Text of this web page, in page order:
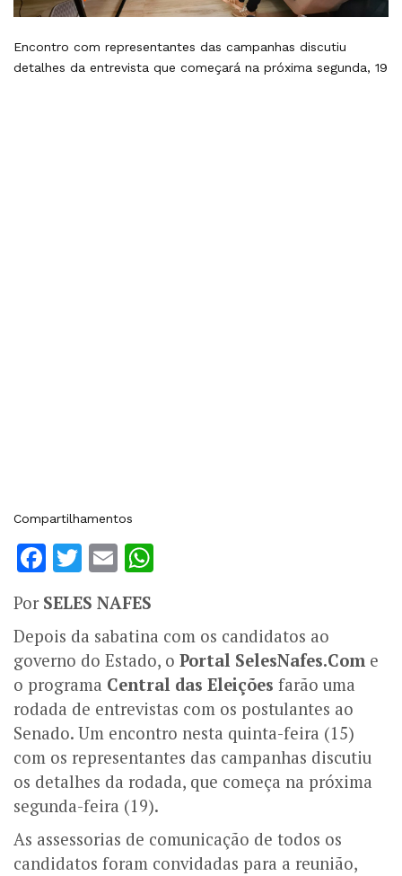
Encontro com representantes das campanhas discutiu
detalhes da entrevista que começará na próxima segunda, 19
Compartilhamentos
Facebook
Twitter
Email
Por SELES NAFES
Depois da sabatina com os candidatos ao
governo do Estado, o Portal SelesNafes.Com e
o programa Central das Eleições farão uma
rodada de entrevistas com os postulantes ao
Senado. Um encontro nesta quinta-feira (15)
com os representantes das campanhas discutiu
os detalhes da rodada, que começa na próxima
segunda-feira (19).
As assessorias de comunicação de todos os
candidatos foram convidadas para a reunião,